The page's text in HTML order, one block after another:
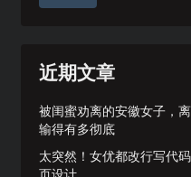
近期文章
被闺蜜劝离的安徽女子，
输得有多彻底
太突然！女优都改行写代